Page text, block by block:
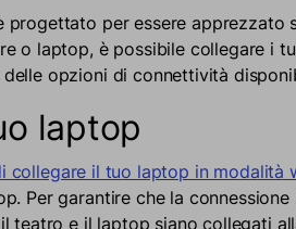
progettato per essere apprezzato
o laptop, è possibile collegare i
opzioni di connettività
laptop
collegare il tuo laptop in modalità
Per garantire che la
teatro e il laptop siano collegati